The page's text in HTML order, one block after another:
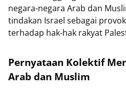
negara-negara Arab dan
tindakan Israel sebagai
terhadap hak-hak rakyat
Pernyataan Kolektif
Arab dan Muslim